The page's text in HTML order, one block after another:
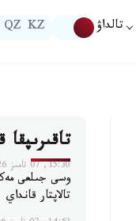
تالداۋ KZ
QZ
15:30, 07 تامىز 2026
وسى جىلعى
تالاپتار قانداي